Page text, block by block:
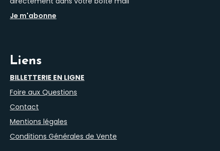
Je m'abonne
Liens
BILLETTERIE EN LIGNE
Foire aux Questions
Contact
Mentions légales
Conditions Générales de Vente